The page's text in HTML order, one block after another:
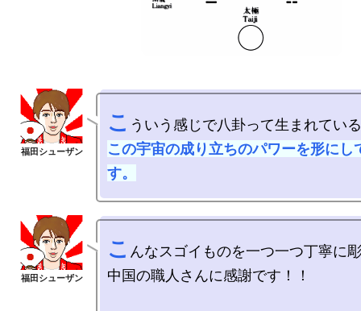
こ
この宇宙の成り立ちのパワーを形にし
す。
こ んなスゴイものを一つ一つ丁寧に
中国の職人さんに感謝です！！